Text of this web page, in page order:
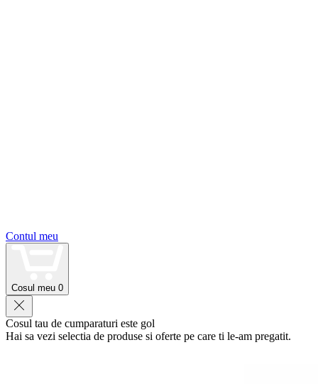
Contul meu
Cosul meu 0
Cosul tau de cumparaturi este gol
Hai sa vezi selectia de produse si oferte pe care ti le-am pregatit.